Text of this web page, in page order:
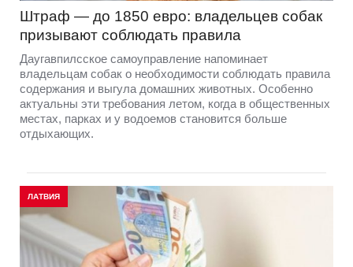
Штраф — до 1850 евро: владельцев собак
призывают соблюдать правила
Даугавпилсское самоуправление напоминает
владельцам собак о необходимости соблюдать правила
содержания и выгула домашних животных. Особенно
актуальны эти требования летом, когда в общественных
местах, парках и у водоемов становится больше
отдыхающих.
ЛАТВИЯ